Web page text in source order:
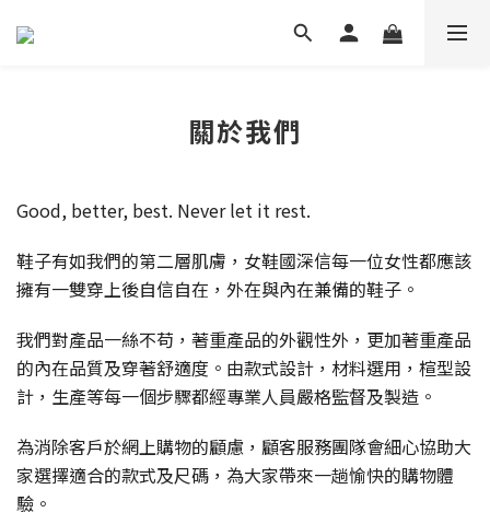
關於我們
Good, better, best. Never let it rest.
鞋子有如我們的第二層肌膚，女鞋國深信每一位女性都應該
擁有一雙穿上後自信自在，外在與內在兼備的鞋子。
我們對產品一絲不苟，著重產品的外觀性外，更加著重產品
的內在品質及穿著舒適度。由款式設計，材料選用，楦型設
計，生產等每一個步驟都經專業人員嚴格監督及製造。
為消除客戶於網上購物的顧慮，顧客服務團隊會細心協助大
家選擇適合的款式及尺碼，為大家帶來一趟愉快的購物體
驗。